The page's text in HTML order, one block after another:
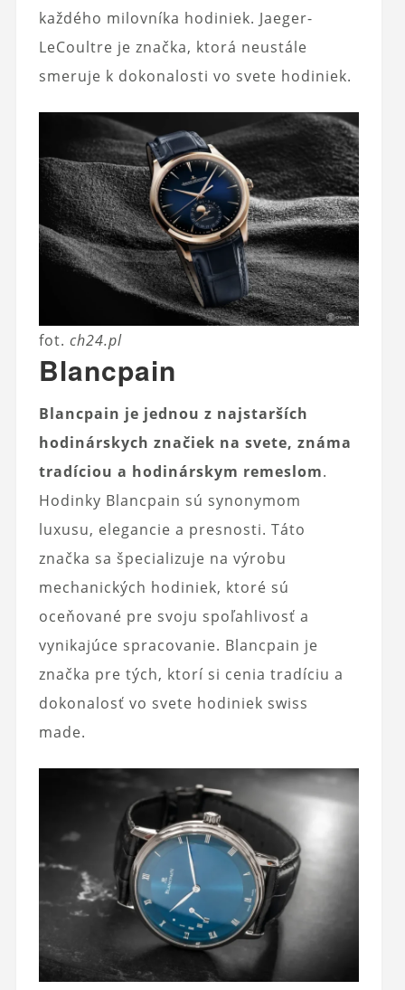
každého milovníka hodiniek. Jaeger-
LeCoultre je značka, ktorá neustále
smeruje k dokonalosti vo svete hodiniek.
fot. ch24.pl
Blancpain
Blancpain je jednou z najstarších
hodinárskych značiek na svete, známa
tradíciou a hodinárskym remeslom.
Hodinky Blancpain sú synonymom
luxusu, elegancie a presnosti. Táto
značka sa špecializuje na výrobu
mechanických hodiniek, ktoré sú
oceňované pre svoju spoľahlivosť a
vynikajúce spracovanie. Blancpain je
značka pre tých, ktorí si cenia tradíciu a
dokonalosť vo svete hodiniek swiss
made.